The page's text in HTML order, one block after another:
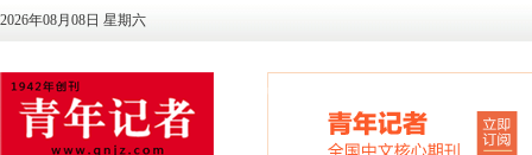
2026年08月08日 星期六